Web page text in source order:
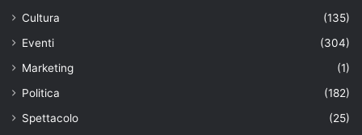
Cultura
(135)
Eventi
(304)
Marketing
(1)
Politica
(182)
Spettacolo
(25)